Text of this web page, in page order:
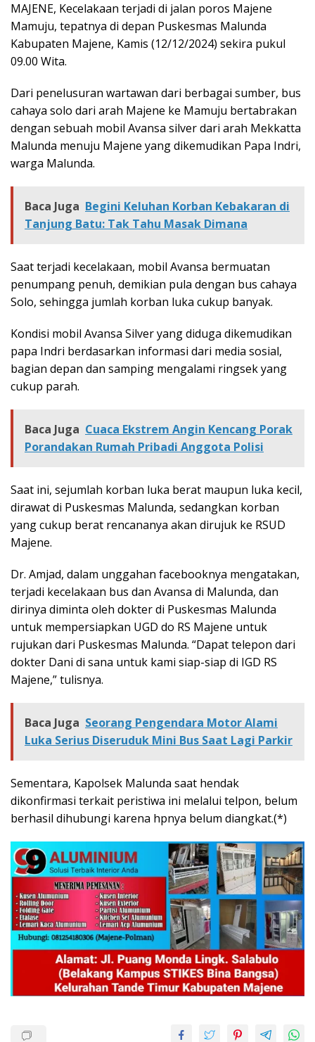
MAJENE, Kecelakaan terjadi di jalan poros Majene
Mamuju, tepatnya di depan Puskesmas Malunda
Kabupaten Majene, Kamis (12/12/2024) sekira pukul
09.00 Wita.
Dari penelusuran wartawan dari berbagai sumber, bus
cahaya solo dari arah Majene ke Mamuju bertabrakan
dengan sebuah mobil Avansa silver dari arah Mekkatta
Malunda menuju Majene yang dikemudikan Papa Indri,
warga Malunda.
Baca Juga Begini Keluhan Korban Kebakaran di
Tanjung Batu: Tak Tahu Masak Dimana
Saat terjadi kecelakaan, mobil Avansa bermuatan
penumpang penuh, demikian pula dengan bus cahaya
Solo, sehingga jumlah korban luka cukup banyak.
Kondisi mobil Avansa Silver yang diduga dikemudikan
papa Indri berdasarkan informasi dari media sosial,
bagian depan dan samping mengalami ringsek yang
cukup parah.
Baca Juga Cuaca Ekstrem Angin Kencang Porak
Porandakan Rumah Pribadi Anggota Polisi
Saat ini, sejumlah korban luka berat maupun luka kecil,
dirawat di Puskesmas Malunda, sedangkan korban
yang cukup berat rencananya akan dirujuk ke RSUD
Majene.
Dr. Amjad, dalam unggahan facebooknya mengatakan,
terjadi kecelakaan bus dan Avansa di Malunda, dan
dirinya diminta oleh dokter di Puskesmas Malunda
untuk mempersiapkan UGD do RS Majene untuk
rujukan dari Puskesmas Malunda. “Dapat telepon dari
dokter Dani di sana untuk kami siap-siap di IGD RS
Majene,” tulisnya.
Baca Juga Seorang Pengendara Motor Alami
Luka Serius Diseruduk Mini Bus Saat Lagi Parkir
Sementara, Kapolsek Malunda saat hendak
dikonfirmasi terkait peristiwa ini melalui telpon, belum
berhasil dihubungi karena hpnya belum diangkat.(*)